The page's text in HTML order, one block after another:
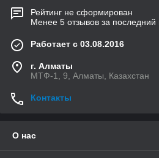
Рейтинг не сформирован
Менее 5 отзывов за последний
Работает с 03.08.2016
г. Алматы
МТФ-1, 9, Алматы, Казахстан
Контакты
О нас